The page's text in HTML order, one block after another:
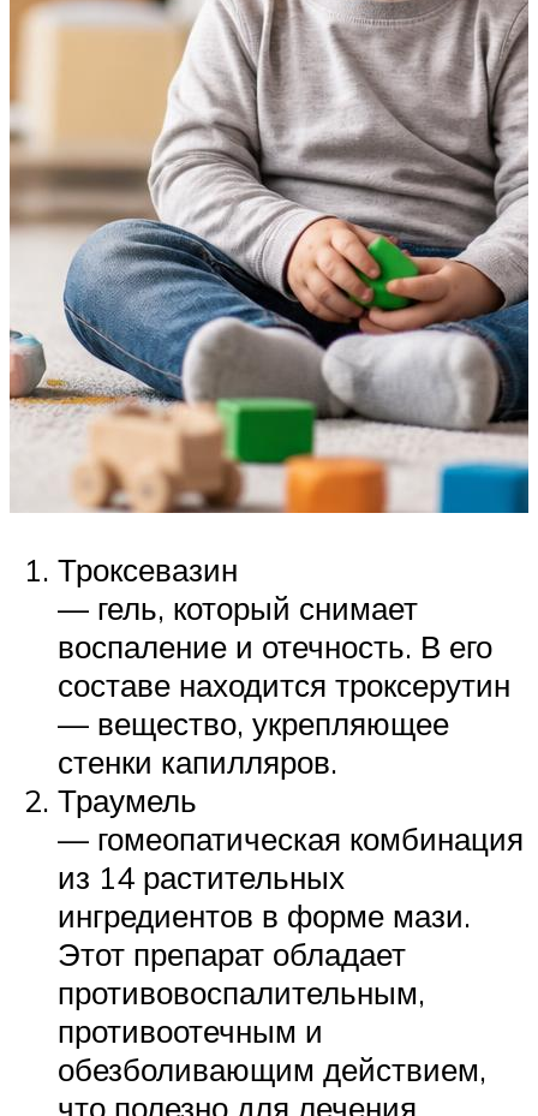
Троксевазин
— гель, который снимает
воспаление и отечность. В его
составе находится троксерутин
— вещество, укрепляющее
стенки капилляров.
Траумель
— гомеопатическая комбинация
из 14 растительных
ингредиентов в форме мази.
Этот препарат обладает
противовоспалительным,
противоотечным и
обезболивающим действием,
что полезно для лечения